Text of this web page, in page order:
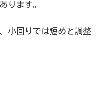
ります。
小回りでは短めと調整